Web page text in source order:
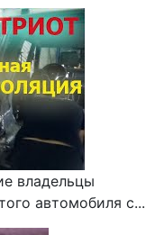
владельцы
автомобиля с...